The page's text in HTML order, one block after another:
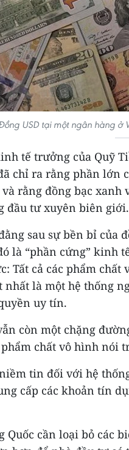
USD tại một ngân hàng ở
tế trưởng của Quỹ
chỉ ra rằng phần lớn
và rằng đồng bạc
đầu tư xuyên biên giới.
sau sự bền bỉ của
là “phần cứng” kinh
Tất cả các phẩm
nhất là một hệ thống
uy tín.
còn một chặng
chất vô hình nói
tin đối với hệ
cấp các khoản tín
Quốc cần loại bỏ các